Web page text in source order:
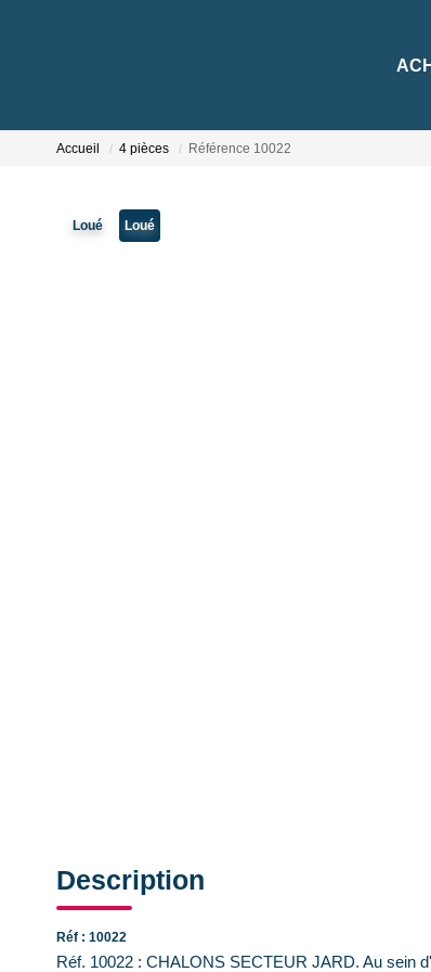
Accueil 4 pièces Référence 10022
Loué Loué
Description
Réf : 10022
Réf. 10022 : CHALONS SECTEUR JARD. Au sein